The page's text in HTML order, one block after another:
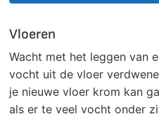
Vloeren
Wacht met het leggen van
vocht uit de vloer
je nieuwe vloer krom kan
als er te veel vocht onder